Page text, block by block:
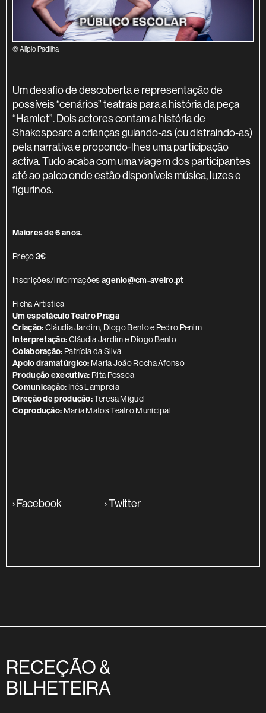
© Alípio Padilha
SINOPSE
Um desafio de descoberta e representação de
possíveis “cenários” teatrais para a história da peça
“Hamlet”. Dois actores contam a história de
Shakespeare a crianças guiando-as (ou distraindo-as)
pela narrativa e propondo-lhes uma participação
activa. Tudo acaba com uma viagem dos participantes
até ao palco onde estão disponíveis música, luzes e
figurinos.
Maiores de 6 anos.
Preço3€
Inscrições/informaçõesagenio@cm-aveiro.pt
Ficha Artística
Um espetáculo Teatro Praga
Criação:Cláudia Jardim, Diogo Bento e Pedro Penim
Interpretação:Cláudia Jardim e Diogo Bento
Colaboração: Patrícia da Silva
Apoio dramatúrgico: Maria João Rocha Afonso
Produção executiva: Rita Pessoa
Comunicação: Inês Lampreia
Direção de produção:Teresa Miguel
Coprodução: Maria Matos Teatro Municipal
›Facebook ›Twitter
RECEÇÃO &
BILHETEIRA